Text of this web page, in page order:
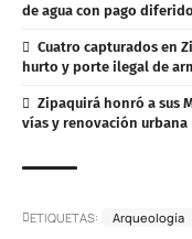
de agua con pago
Cuatro capturados en
hurto y porte ilegal de
Zipaquirá honró a sus
vías y renovación urbana
ETIQUETAS: Arqueología